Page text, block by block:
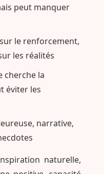
peut manquer
le renforcement,
les réalités
cherche la
éviter les
narrative,
naturelle,